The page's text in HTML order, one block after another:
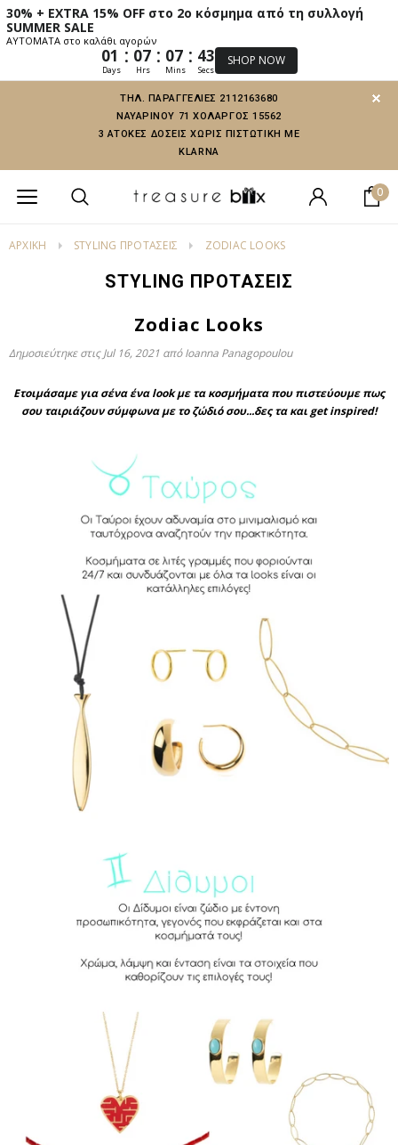
30% + EXTRA 15% OFF στο 2ο κόσμημα από τη συλλογή
SUMMER SALE
ΑΥΤΟΜΑΤΑ στο καλάθι αγορών
01 : 07 : 07 : 42
Days Hrs Mins Secs
SHOP NOW
ΤΗΛ. ΠΑΡΑΓΓΕΛΙΕΣ 2112163680
ΝΑΥΑΡΙΝΟΥ 71 ΧΟΛΑΡΓΟΣ 15562
3 ΑΤΟΚΕΣ ΔΟΣΕΙΣ ΧΩΡΙΣ ΠΙΣΤΩΤΙΚΗ ΜΕ
KLARNA
0
ΑΡΧΙΚΗ STYLING ΠΡΟΤΑΣΕΙΣ ZODIAC LOOKS
STYLING ΠΡΟΤΑΣΕΙΣ
Zodiac Looks
Δημοσιεύτηκε στιςJul 16, 2021 από Ioanna Panagopoulou
Ετοιμάσαμε για σένα ένα look με τα κοσμήματα που πιστεύουμε πως
σου ταιριάζουν σύμφωνα με το ζώδιό σου...δες τα και get inspired!